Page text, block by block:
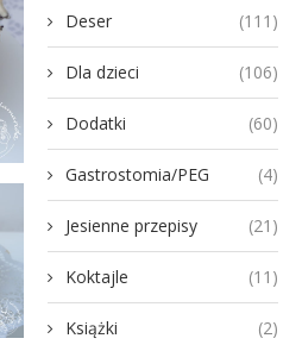
Deser (111)
Dla dzieci (106)
Dodatki (60)
Gastrostomia/PEG (4)
Jesienne przepisy (21)
Koktajle (11)
Książki (2)